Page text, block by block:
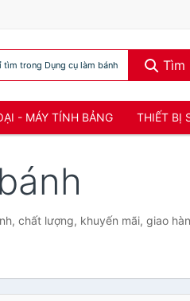
tìm trong Dụng cụ làm bánh Tìm
- MÁY TÍNH BẢNG THIẾT BỊ
chất lượng, khuyến mãi, giao